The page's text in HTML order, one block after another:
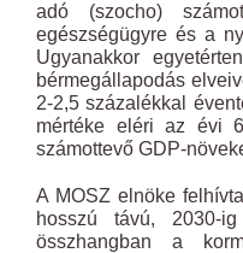
adó (szocho)
egészségügyre és a
Ugyanakkor
bérmegállapodás
2-2,5 százalékkal
mértéke eléri az évi
számottevő GDP-
A MOSZ elnöke
hosszú távú, 2030-
összhangban a